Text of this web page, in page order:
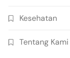
Kesehatan
Tentang Kami